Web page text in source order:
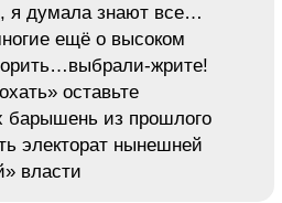
я думала знают все…
ещё о высоком
жрите!
оставьте
барышень из прошлого
электорат нынешней
власти